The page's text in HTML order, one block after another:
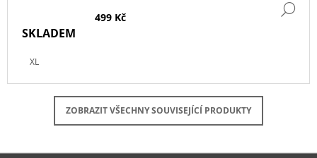
499 Kč
SKLADEM
XL
ZOBRAZIT VŠECHNY SOUVISEJÍCÍ PRODUKTY